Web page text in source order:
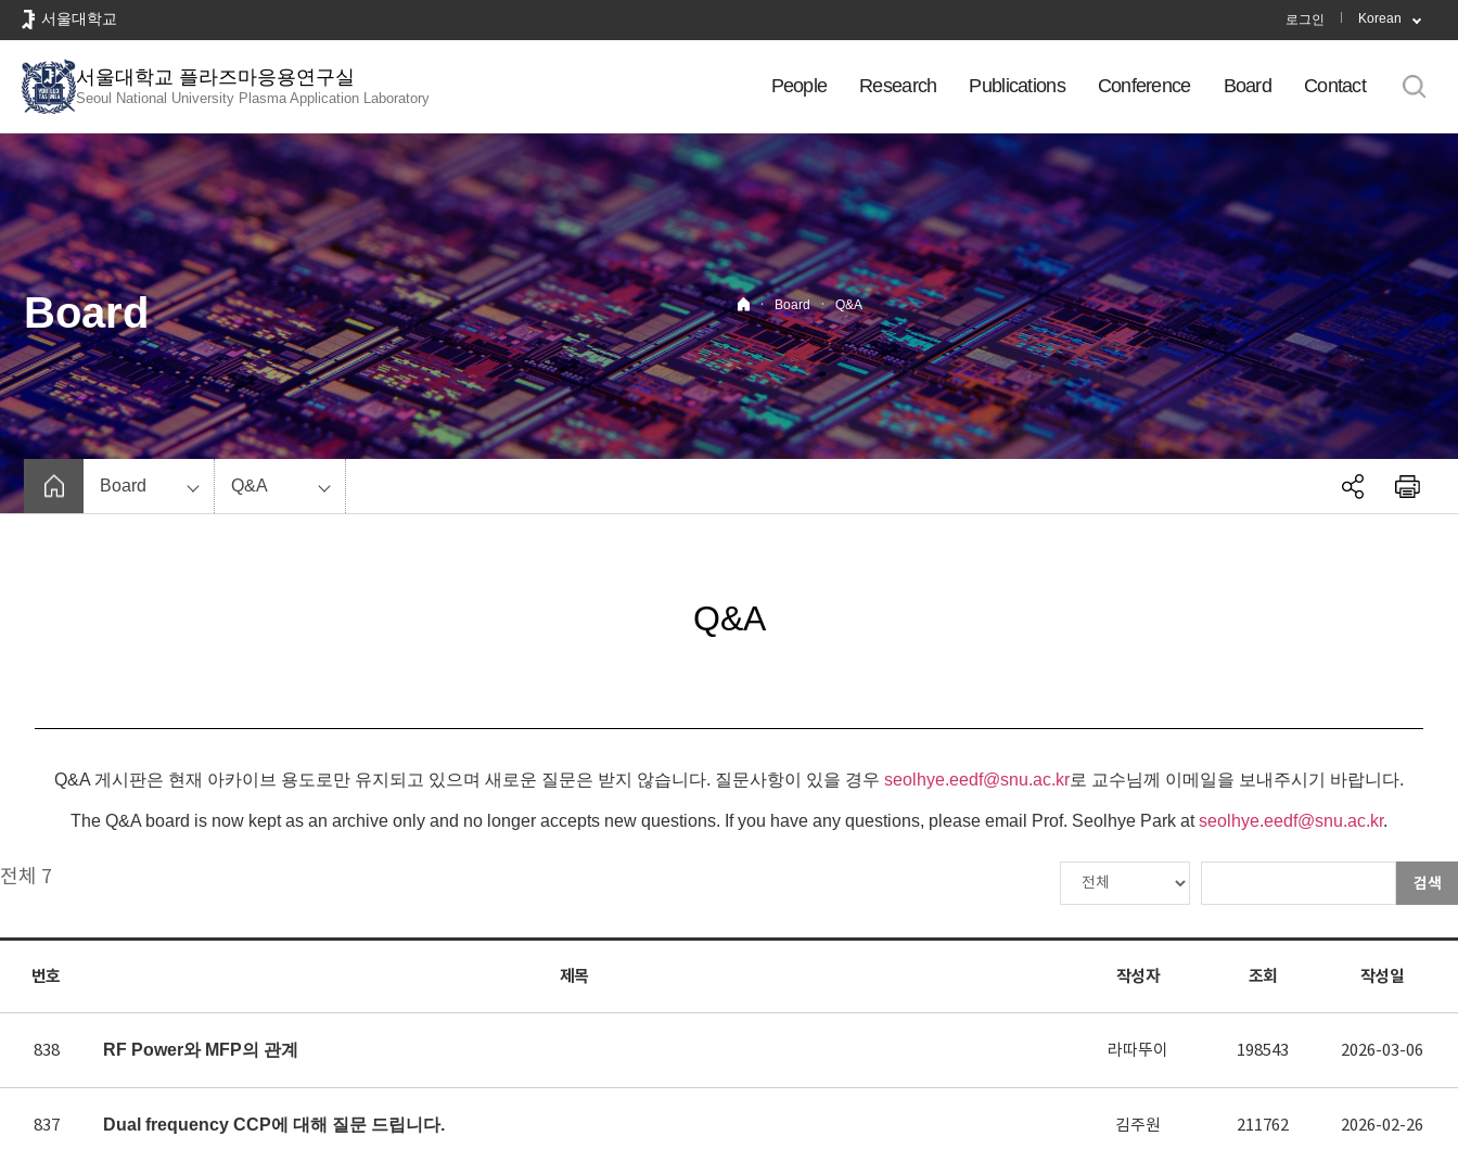
로
뉴
서울대학교 로그인 Korean
서울대학교 플라즈마응용연구실
Seoul National University Plasma Application Laboratory
People Research Publications Conference Board Contact
Board · Board · Q&A
Board Q&A
Q&A
Q&A 게시판은 현재 아카이브 용도로만 유지되고 있으며 새로운 질문은 받지 않습니다. 질문사항이 있을 경우 seolhye.eedf@snu.ac.kr로 교수님께 이메일을 보내주시기 바랍니다.
The Q&A board is now kept as an archive only and no longer accepts new questions. If you have any questions, please email Prof. Seolhye Park atseolhye.eedf@snu.ac.kr.
전체 7 검색
번호 제목 작성자 조회 작성일
838 RF Power와 MFP의 관계 라따뚜이 198543 2026-03-06
837 Dual frequency CCP에 대해 질문 드립니다. 김주원 211762 2026-02-26